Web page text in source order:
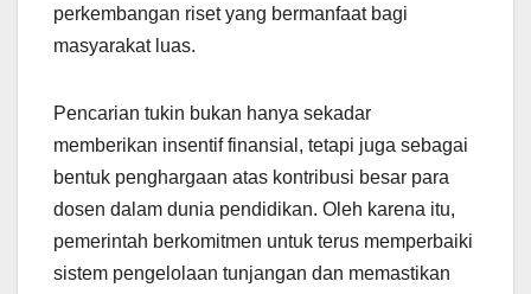
perkembangan riset yang bermanfaat bagi
masyarakat luas.
Pencarian tukin bukan hanya sekadar
memberikan insentif finansial, tetapi juga sebagai
bentuk penghargaan atas kontribusi besar para
dosen dalam dunia pendidikan. Oleh karena itu,
pemerintah berkomitmen untuk terus memperbaiki
sistem pengelolaan tunjangan dan memastikan